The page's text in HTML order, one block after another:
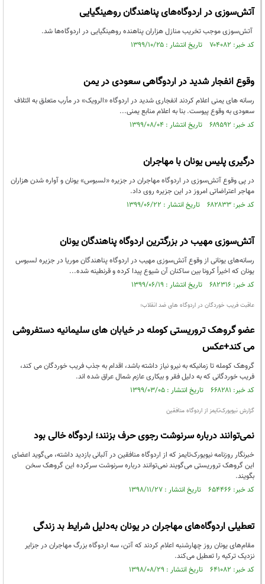
آتش‌سوزی در اردوگاه‌های پناهندگان روهینگیایی
آتش‌سوزی موجب تخریب منازل هزاران پناهنده روهینگیایی در اردوگاه‌ها شد.
کد خبر: ۷۰۴۰۸۲ تاریخ انتشار : ۱۳۹۹/۱۰/۲۵
وقوع انفجار شدید در اردوگاهی سعودی در یمن
رسانه های یمنی اعلام کردند انفجاری شدید در اردوگاه «الرویک» در مأرب متعلق به ائتلاف
سعودی به وقوع پیوست. بنا به اعلام منابع یمنی...
کد خبر: ۶۸۹۵۹۲ تاریخ انتشار : ۱۳۹۹/۰۸/۰۴
درگیری پلیس یونان با مهاجران
در پی وقوع آتش‌سوزی در اردوگاه مهاجران در جزیره «لسبوس» یونان و آواره شدن هزاران
مهاجر اعتراضاتی امروز در این جزیره روی داد.
کد خبر: ۶۸۲۸۳۳ تاریخ انتشار : ۱۳۹۹/۰۶/۲۲
آتش‌سوزی مهیب در بزرگترین اردوگاه پناهندگان یونان
رسانه‌های یونانی از وقوع آتش‌سوزی مهیب در اردوگاه پناهندگان موریا در جزیره لسبوس
یونان که اخیراً کرونا بین ساکنان آن شیوع پیدا کرده و قرنطینه شده...
کد خبر: ۶۸۲۳۱۶ تاریخ انتشار : ۱۳۹۹/۰۶/۱۹
عاقبت فریب خوردگان در اردوگاه های ضد انقلاب؛
عضو گروهک تروریستی کومله در خیابان های سلیمانیه دستفروشی
می کند+عکس
گروهک کومله تا زمانیکه به نیرو نیاز داشته باشد، اقدام به جذب فریب خوردگان می کند،
فریب خوردگانی که به دلیل فقر و بیکاری عازم شمال عراق شده اند.
کد خبر: ۶۶۸۲۸۱ تاریخ انتشار : ۱۳۹۹/۰۳/۰۵
گزارش نیویورک‌تایمز از اردوگاه منافقین
نمی‌توانند درباره سرنوشت رجوی حرف بزنند؛ اردوگاه خالی بود
خبرنگار روزنامه نیویورک‌تایمز که از اردوگاه منافقین در آلبانی بازدید داشته، می‌گوید اعضای
این گروهک تروریستی می‌گویند نمی‌توانند درباره سرنوشت سرکرده این گروهک سخن
بگویند.
کد خبر: ۶۵۴۴۶۶ تاریخ انتشار : ۱۳۹۸/۱۱/۲۷
تعطیلی اردوگاه‌های مهاجران در یونان به‌دلیل شرایط بد زندگی
مقام‌های یونان روز چهارشنبه اعلام کردند که آتن، سه اردوگاه بزرگ مهاجران در جزایر
نزدیک ترکیه را تعطیل می‌کند.
کد خبر: ۶۴۱۰۸۲ تاریخ انتشار : ۱۳۹۸/۰۸/۲۹